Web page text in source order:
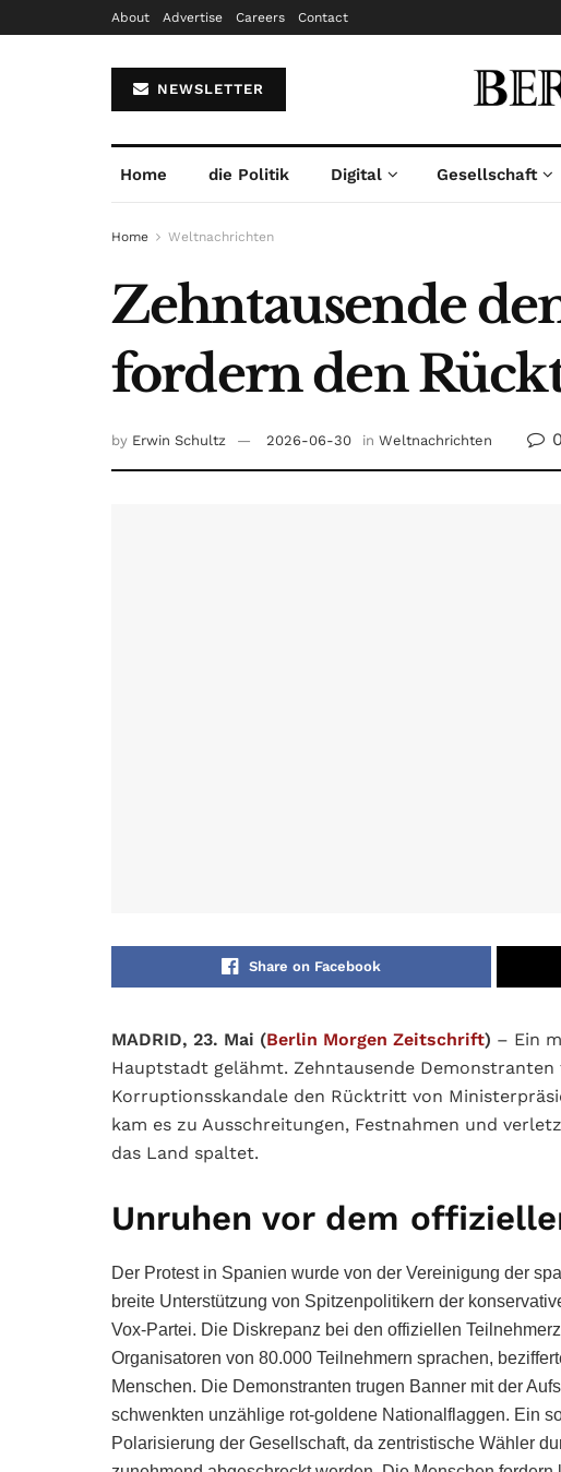
About Advertise Careers Contact
NEWSLETTER
Home die Politik Digital Gesellschaft
Home Weltnachrichten
Zehntausende
fordern den
by Erwin Schultz 2026-06-30 in Weltnachrichten 0
Share on Facebook
MADRID, 23. Mai (Berlin Morgen Zeitschrift) – Ein
Hauptstadt gelähmt. Zehntausende
Korruptionsskandale den Rücktritt von
kam es zu Ausschreitungen, Festnahmen und
das Land spaltet.
Unruhen vor dem
Der Protest in Spanien wurde von der Vereinigung der
breite Unterstützung von Spitzenpolitikern der
Vox-Partei. Die Diskrepanz bei den offiziellen
Organisatoren von 80.000 Teilnehmern sprachen,
Menschen. Die Demonstranten trugen Banner mit der
schwenkten unzählige rot-goldene Nationalflaggen. Ein
Polarisierung der Gesellschaft, da zentristische Wähler